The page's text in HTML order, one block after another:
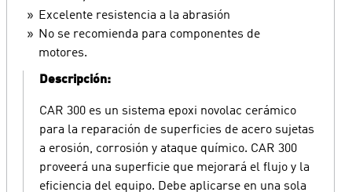
Excelente resistencia a la abrasión
No se recomienda para componentes de
motores.
Descripción:
CAR 300 es un sistema epoxi novolac cerámico
para la reparación de superficies de acero sujetas
a erosión, corrosión y ataque químico. CAR 300
proveerá una superficie que mejorará el flujo y la
eficiencia del equipo. Debe aplicarse en una sola